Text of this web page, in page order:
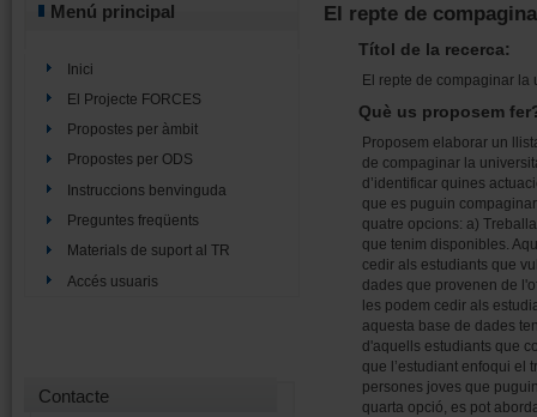
Menú principal
Inici
El Projecte FORCES
Propostes per àmbit
Propostes per ODS
Instruccions benvinguda
Preguntes freqüents
Materials de suport al TR
Accés usuaris
Contacte
El repte de
Títol de la recerca:
El repte de compaginar
Què us proposem
Proposem elaborar un
de compaginar la
d’identificar quines
que es puguin
quatre opcions: a)
que tenim disponibles.
cedir als estudiants que
dades que provenen de
les podem cedir als
aquesta base de dades
d'aquells estudiants que
que l’estudiant enfoqui el
persones joves que
quarta opció, es pot